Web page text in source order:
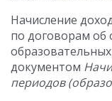
Начисление
по договорам об
образовательных
документом
периодов